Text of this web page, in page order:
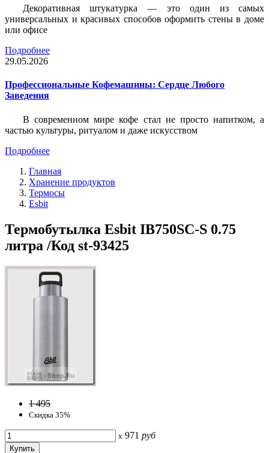
Декоративная штукатурка — это один из самых
универсальных и красивых способов оформить стены в доме
или офисе
Подробнее
29.05.2026
Профессиональные Кофемашины: Сердце Любого
Заведения
В современном мире кофе стал не просто напитком, а
частью культуры, ритуалом и даже искусством
Подробнее
Главная
Хранение продуктов
Термосы
Esbit
Термобутылка Esbit IB750SC-S 0.75
литра /Код st-93425
1 495
Скидка 35%
x 971 руб